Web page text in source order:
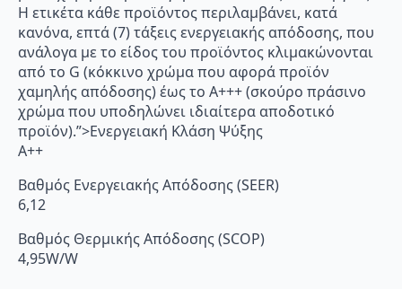
Η ετικέτα κάθε προϊόντος περιλαμβάνει, κατά
κανόνα, επτά (7) τάξεις ενεργειακής απόδοσης, που
ανάλογα με το είδος του προϊόντος κλιμακώνονται
από το G (κόκκινο χρώμα που αφορά προϊόν
χαμηλής απόδοσης) έως το Α+++ (σκούρο πράσινο
χρώμα που υποδηλώνει ιδιαίτερα αποδοτικό
προϊόν).”>Ενεργειακή Κλάση Ψύξης
A++
Βαθμός Ενεργειακής Απόδοσης (SEER)
6,12
Βαθμός Θερμικής Απόδοσης (SCOP)
4,95W/W